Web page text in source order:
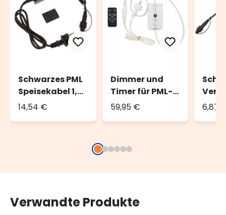
Schwarzes PML
Speisekabel 1,5
m, mit AC-DC,
14,54 €
Dimmer und
Timer für PML-
Dekorationen
59,95 €
kabel
6,87
Verwandte Produkte